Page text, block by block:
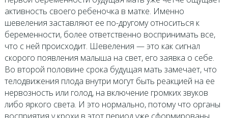
активность своего ребеночка в матке. Именно
шевеления заставляют ее по-другому относиться к
беременности, более ответственно воспринимать все,
что с ней происходит. Шевеления — это как сигнал
скорого появления малыша на свет, его заявка о себе.
Во второй половине срока будущая мать замечает, что
телодвижения плода внутри могут быть реакцией на ее
нервозность или голод, на включение громких звуков
либо яркого света. И это нормально, потому что органы